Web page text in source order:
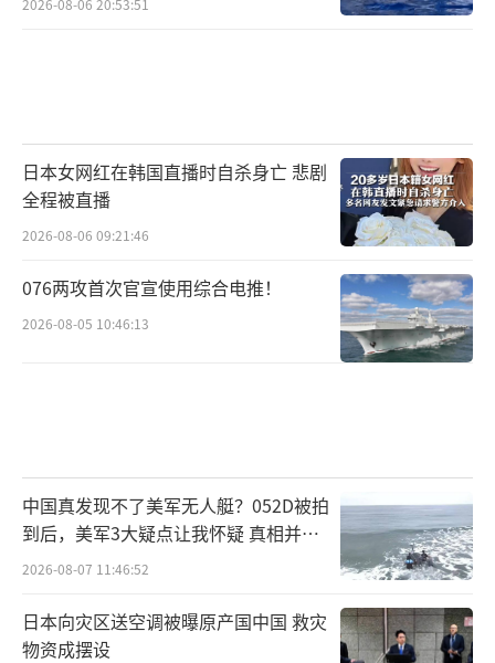
2026-08-06 20:53:51
日本女网红在韩国直播时自杀身亡 悲剧
全程被直播
2026-08-06 09:21:46
076两攻首次官宣使用综合电推！
2026-08-05 10:46:13
中国真发现不了美军无人艇？052D被拍
到后，美军3大疑点让我怀疑 真相并非
如此
2026-08-07 11:46:52
日本向灾区送空调被曝原产国中国 救灾
物资成摆设